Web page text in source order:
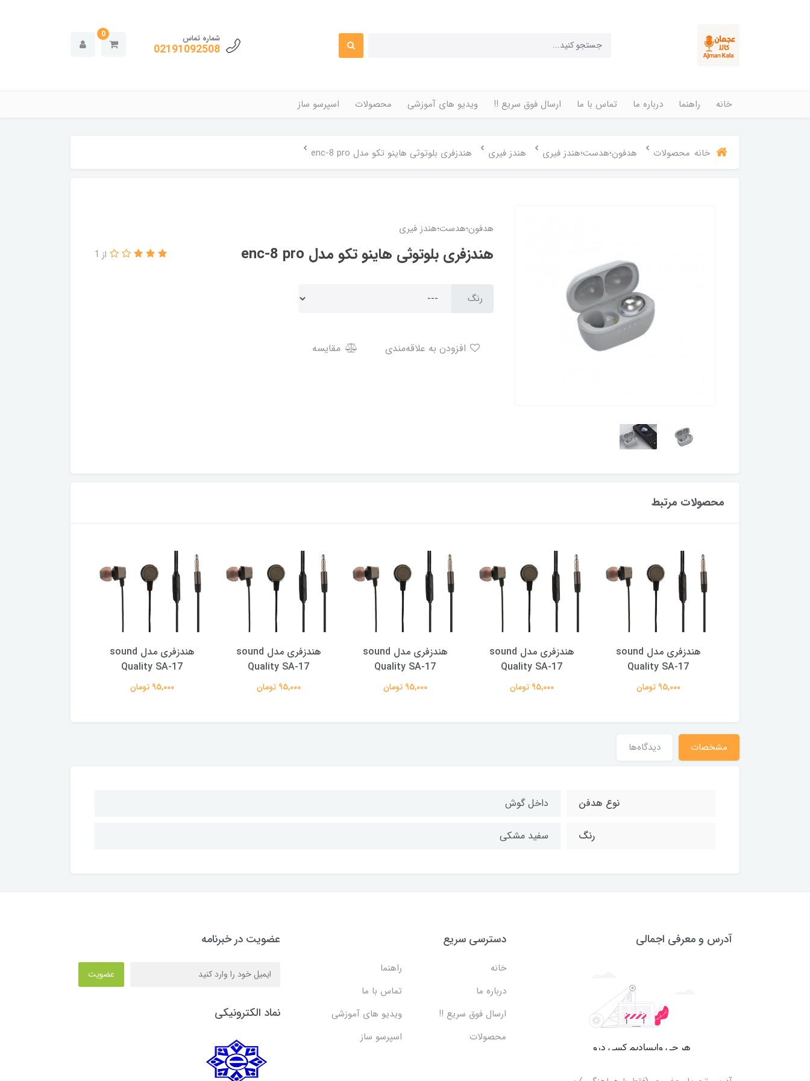
شماره تماس
02191092508
0
خانه راهنما درباره ما تماس با ما ارسال فوق سریع !! ویدیو های آموزشی محصولات اسپرسو ساز
خانه محصولات هدفون؛هدست؛هندز فیری هندز فیری هندزفری بلوتوثی هاینو تکو مدل enc-8 pro
هدفون؛هدست؛هندز فیری
هندزفری بلوتوثی هاینو تکو مدل enc-8 pro از 1
رنگ
مقایسه
محصولات مرتبط
هندزفری مدل sound
Quality SA-17
95,000 تومان
هندزفری مدل sound
Quality SA-17
95,000 تومان
هندزفری مدل sound
Quality SA-17
95,000 تومان
هندزفری مدل sound
Quality SA-17
95,000 تومان
هندزفری مدل sound
Quality SA-17
95,000 تومان
مشخصات دیدگاه‌ها
نوع هدفن داخل گوش
رنگ سفید مشکی
آدرس و معرفی اجمالی دسترسی سریع
خانه
راهنما
درباره ما
تماس با ما
ارسال فوق سریع !!
ویدیو های آموزشی
محصولات
اسپرسو ساز
عضویت در خبرنامه
عضویت
نماد الکترونیکی